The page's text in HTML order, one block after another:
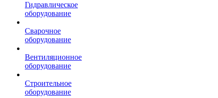
Гидравлическое
оборудование
Сварочное
оборудование
Вентиляционное
оборудование
Строительное
оборудование